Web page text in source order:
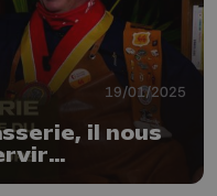
19/01/2025
il nous